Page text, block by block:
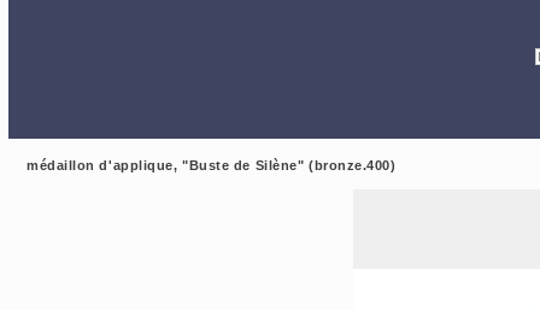
médaillon d'applique, "Buste de Silène" (bronze.400)